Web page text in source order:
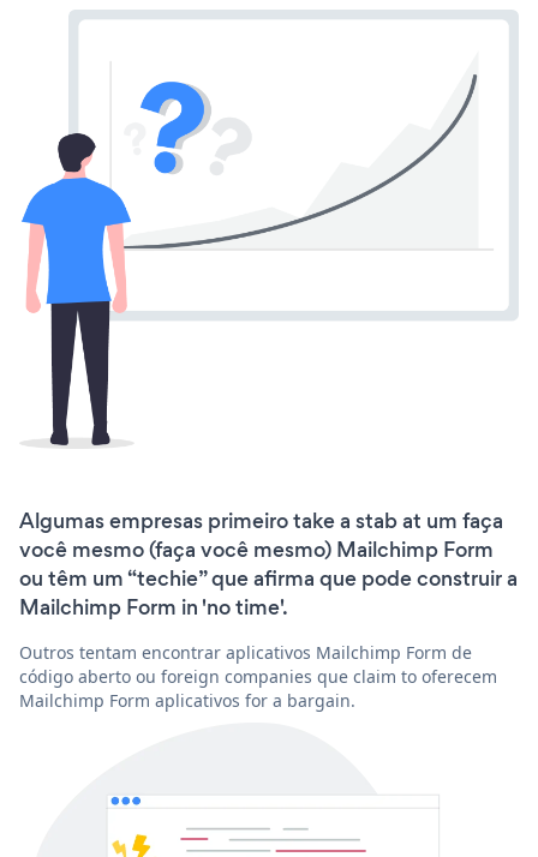
Algumas empresas primeiro take a stab at um faça
você mesmo (faça você mesmo) Mailchimp Form
ou têm um “techie” que afirma que pode construir a
Mailchimp Form in 'no time'.
Outros tentam encontrar aplicativos Mailchimp Form de
código aberto ou foreign companies que claim to oferecem
Mailchimp Form aplicativos for a bargain.